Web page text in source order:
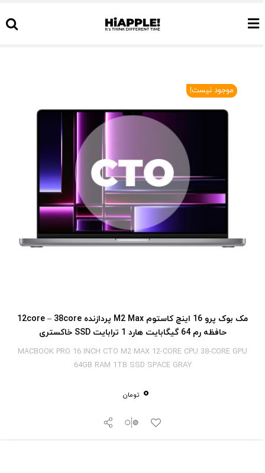
to
موجود نیست!
مک بوک پرو 16 اینچ کاستوم M2 Max پردازنده 12core – 38core
حافظه رم 64 گیگابایت هارد 1 ترابایت SSD خاکستری
MACBOOK PRO 16 INCH CTO M2 MAX 12-CORE CPU 38-CORE GPU
64GB RAM 1TB SSD SPACE GRAY
0 تومان